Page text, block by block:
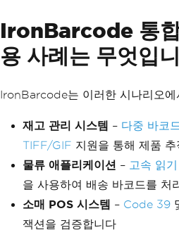
IronBarcode 통
용 사례는 무엇입
IronBarcode는 이러한 시나리오에
재고 관리 시스템 – 다중 바코
TIFF/GIF 지원을 통해 제품
물류 애플리케이션 – 고속 읽기
을 사용하여 배송 바코드를 처
소매 POS 시스템 – Code 39
잭션을 검증합니다